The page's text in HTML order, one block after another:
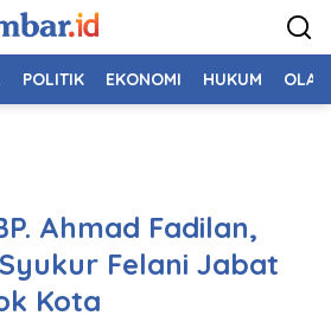
POLITIK EKONOMI HUKUM
Ahmad Fadilan,
Felani Jabat
Kota